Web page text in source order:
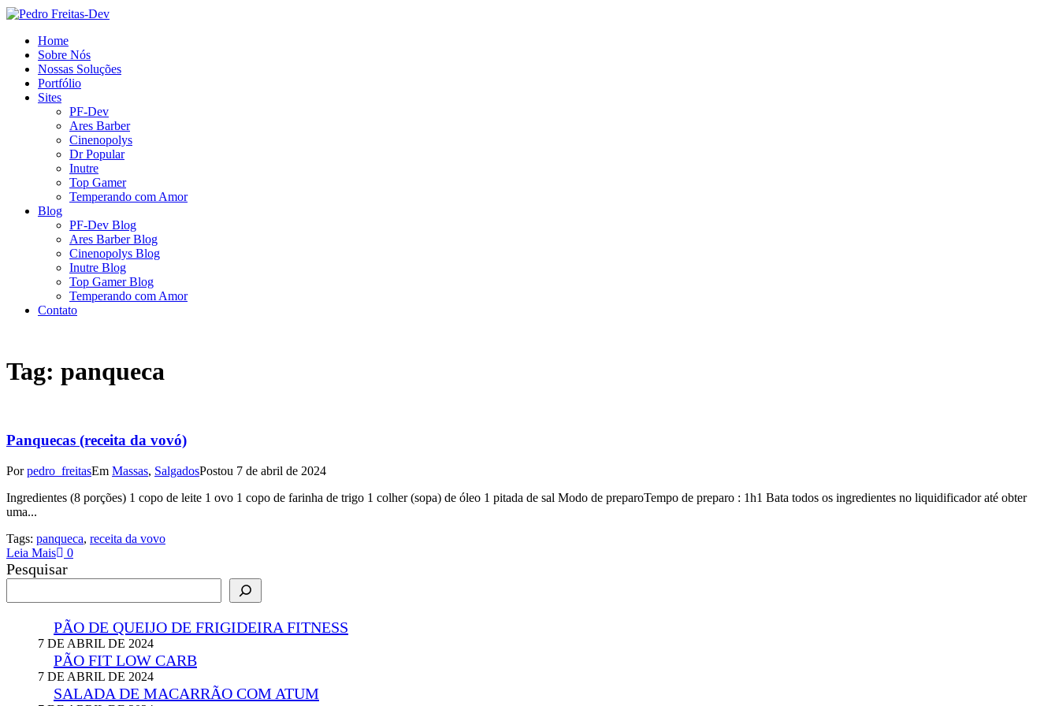
Home
Sobre Nós
Nossas Soluções
Portfólio
Sites
PF-Dev
Ares Barber
Cinenopolys
Dr Popular
Inutre
Top Gamer
Temperando com Amor
Blog
PF-Dev Blog
Ares Barber Blog
Cinenopolys Blog
Inutre Blog
Top Gamer Blog
Temperando com Amor
Contato
Tag: panqueca
Panquecas (receita da vovó)
Porpedro_freitasEm Massas, SalgadosPostou 7 de abril de 2024
Ingredientes (8 porções) 1 copo de leite 1 ovo 1 copo de farinha de trigo 1 colher (sopa) de óleo 1 pitada de sal Modo de preparoTempo de preparo : 1h1 Bata todos os ingredientes no liquidificador até obter
uma...
Tags: panqueca, receita da vovo
Leia Mais
0
Pesquisar
PÃO DE QUEIJO DE FRIGIDEIRA FITNESS
7 DE ABRIL DE 2024
PÃO FIT LOW CARB
7 DE ABRIL DE 2024
SALADA DE MACARRÃO COM ATUM